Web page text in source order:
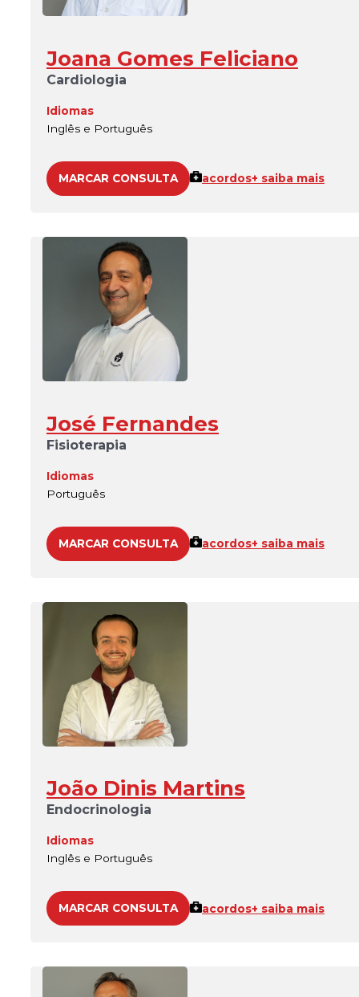
Joana Gomes Feliciano
Cardiologia
Idiomas
Inglês e Português
MARCAR CONSULTA acordos+ saiba mais
José Fernandes
Fisioterapia
Idiomas
Português
MARCAR CONSULTA acordos+ saiba mais
João Dinis Martins
Endocrinologia
Idiomas
Inglês e Português
MARCAR CONSULTA acordos+ saiba mais